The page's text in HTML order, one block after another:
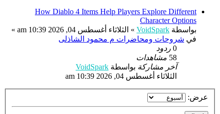
How Diablo 4 Items Help Players Explore Different
Character Options
بواسطة VoidSpark
» الثلاثاء أغسطس 04, 2026 10:39 am
»
في شروحات ومحاضرات م محمود الشاذلى
0 ردود
58 مشاهدات
آخر مشاركة بواسطة VoidSpark
الثلاثاء أغسطس 04, 2026 10:39 am
عرض: